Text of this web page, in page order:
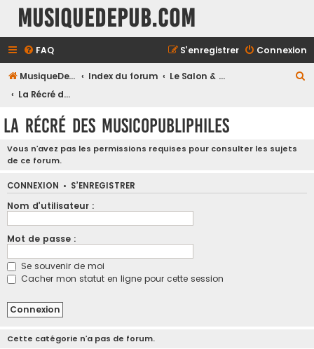
MusiqueDePub.com
FAQ Connexion
S’enregistrer
MusiqueDePub.com Index du forum
Le Salon & les Causeries
La Récré des Musicopubliphiles
La Récré des Musicopubliphiles
Vous n’avez pas les permissions requises pour consulter les sujets
de ce forum.
CONNEXION • S’ENREGISTRER
Nom d’utilisateur :
Mot de passe :
Se souvenir de moi
Cacher mon statut en ligne pour cette session
Cette catégorie n’a pas de forum.